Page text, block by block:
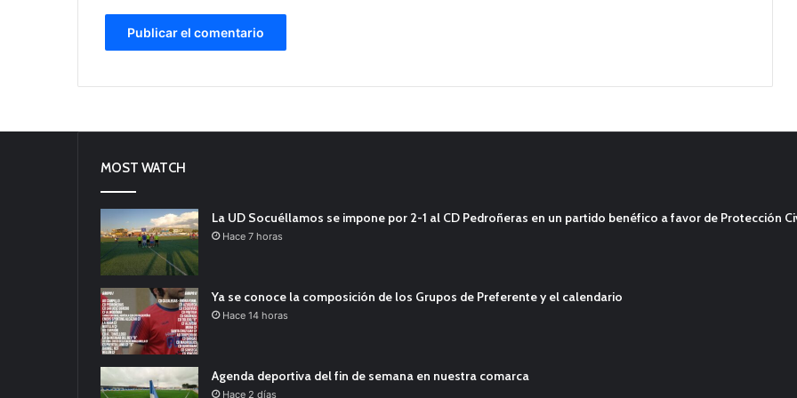
MOST WATCH
La UD Socuéllamos se impone por 2-1 al CD Pedroñeras en un partido benéfico a favor de Protección
Hace 7 horas
Ya se conoce la composición de los Grupos de Preferente y el calendario
Hace 14 horas
Agenda deportiva del fin de semana en nuestra comarca
Hace 2 días